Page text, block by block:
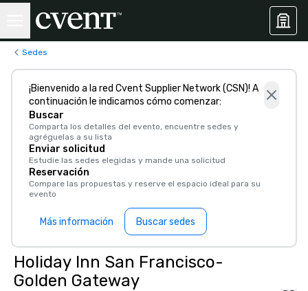
Sedes
¡Bienvenido a la red Cvent Supplier Network (CSN)! A
continuación le indicamos cómo comenzar:
Buscar
Comparta los detalles del evento, encuentre sedes y
agréguelas a su lista
Enviar solicitud
Estudie las sedes elegidas y mande una solicitud
Reservación
Compare las propuestas y reserve el espacio ideal para su
evento
Más información Buscar sedes
Holiday Inn San Francisco-
Golden Gateway